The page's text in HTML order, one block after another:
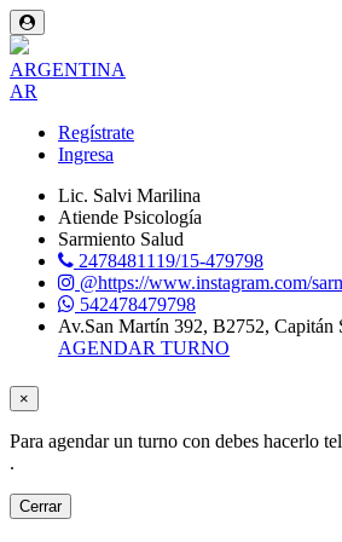
ARGENTINA
AR
Regístrate
Ingresa
Lic. Salvi Marilina
Atiende Psicología
Sarmiento Salud
2478481119/15-479798
@https://www.instagram.com/
542478479798
Av.San Martín 392, B2752, Capitán
AGENDAR TURNO
×
Para agendar un turno con debes hacerlo
.
Cerrar